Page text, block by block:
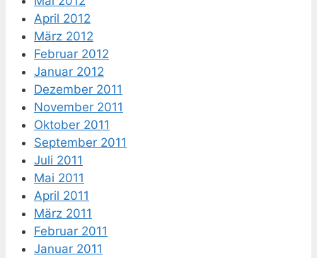
April 2012
März 2012
Februar 2012
Januar 2012
Dezember 2011
November 2011
Oktober 2011
September 2011
Juli 2011
Mai 2011
April 2011
März 2011
Februar 2011
Januar 2011